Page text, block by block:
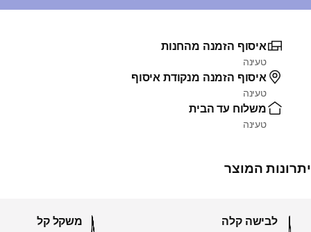
איסוף הזמנה מהחנות
טעינה
איסוף הזמנה מנקודת איסוף
טעינה
משלוח עד הבית
טעינה
יתרונות המוצר
לבישה קלה משקל קל